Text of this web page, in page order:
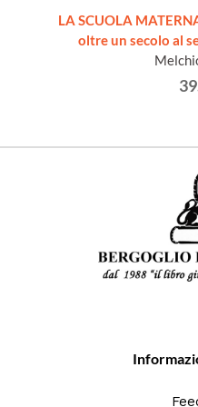
LA SCUOLA
oltre un secolo al